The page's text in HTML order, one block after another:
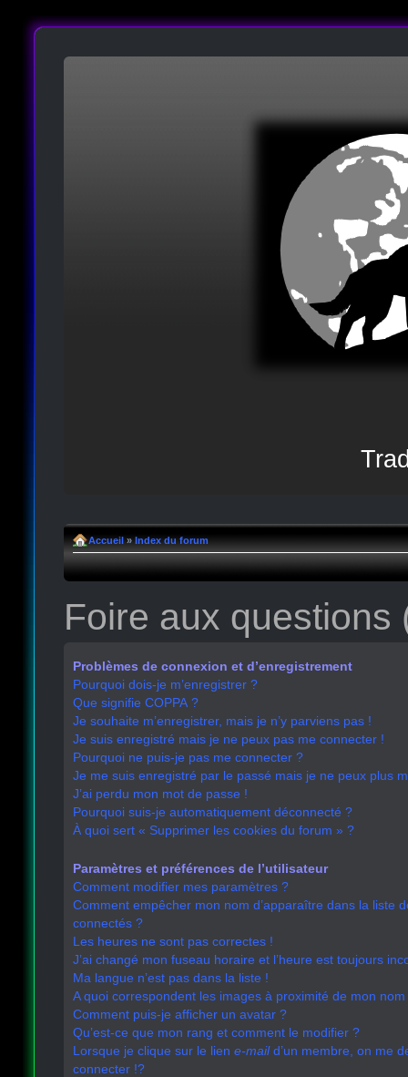
Accueil » Index du forum
Foire aux
Problèmes de connexion et d’enregistrement
Pourquoi dois-je m’enregistrer ?
Que signifie COPPA ?
Je souhaite m’enregistrer, mais je n’y parviens pas !
Je suis enregistré mais je ne peux pas me connecter !
Pourquoi ne puis-je pas me connecter ?
Je me suis enregistré par le passé mais je ne peux plus
J’ai perdu mon mot de passe !
Pourquoi suis-je automatiquement déconnecté ?
À quoi sert « Supprimer les cookies du forum » ?
Paramètres et préférences de l’utilisateur
Comment modifier mes paramètres ?
Comment empêcher mon nom d’apparaître dans la liste
connectés ?
Les heures ne sont pas correctes !
J’ai changé mon fuseau horaire et l’heure est toujours
Ma langue n’est pas dans la liste !
A quoi correspondent les images à proximité de mon nom
Comment puis-je afficher un avatar ?
Qu’est-ce que mon rang et comment le modifier ?
Lorsque je clique sur le lien e-maild’un membre, on me
connecter !?